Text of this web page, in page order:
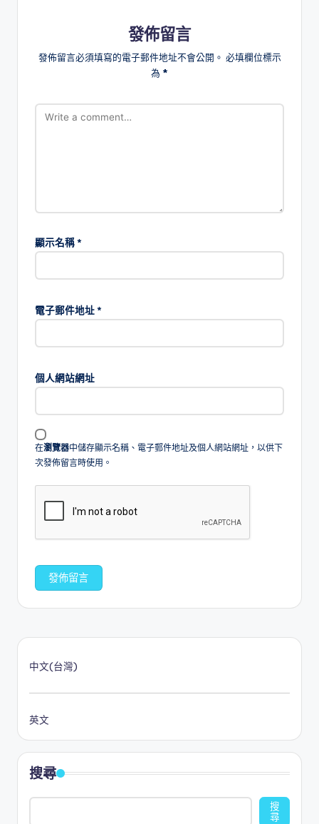
發佈留言
發佈留言必須填寫的電子郵件地址不會公開。 必填欄位標示
為 *
顯示名稱*
電子郵件地址*
個人網站網址
在瀏覽器中儲存顯示名稱、電子郵件地址及個人網站網址，以供下
次發佈留言時使用。
中文(台灣)
英文
搜尋
搜
尋